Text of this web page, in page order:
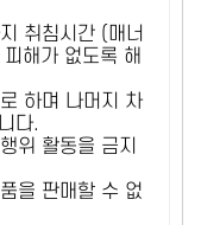
취침시간 (매너
해가 없도록 해
하며 나머지 차
다.
위 활동을 금지
을 판매할 수 없